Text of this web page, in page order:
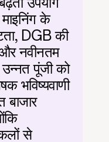
के
DGB की
और नवीनतम
पूंजी को
भविष्यवाणी
बाजार
से